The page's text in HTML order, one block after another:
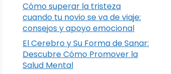
Cómo superar la tristeza
cuando tu novio se va de viaje:
consejos y apoyo emocional
El Cerebro y Su Forma de Sanar:
Descubre Cómo Promover la
Salud Mental